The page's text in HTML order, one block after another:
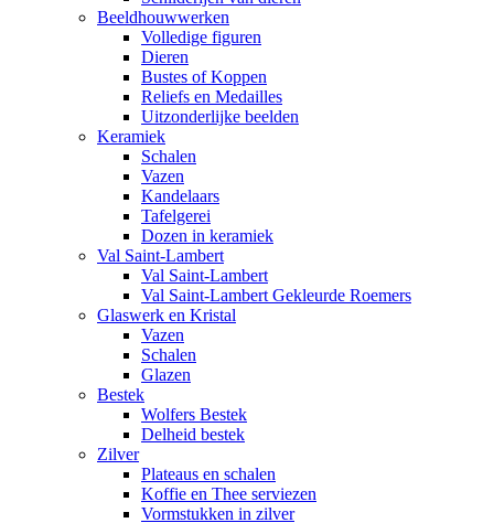
Beeldhouwwerken
Volledige figuren
Dieren
Bustes of Koppen
Reliefs en Medailles
Uitzonderlijke beelden
Keramiek
Schalen
Vazen
Kandelaars
Tafelgerei
Dozen in keramiek
Val Saint-Lambert
Val Saint-Lambert
Val Saint-Lambert Gekleurde Roemers
Glaswerk en Kristal
Vazen
Schalen
Glazen
Bestek
Wolfers Bestek
Delheid bestek
Zilver
Plateaus en schalen
Koffie en Thee serviezen
Vormstukken in zilver